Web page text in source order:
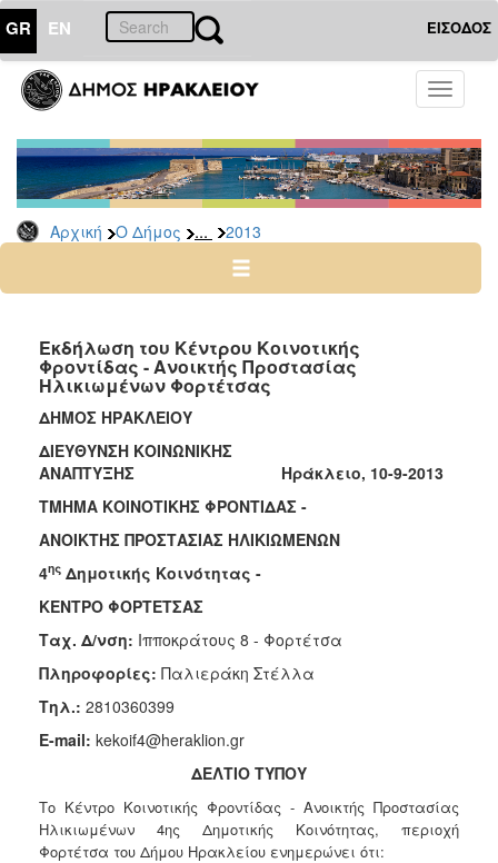
GR EN ΕΙΣΟΔΟΣ
Toggle
Αρχική Ο Δήμος ... 2013
ΔΗΜΟΣ
Δελτία
Τύπου
Αρχείο
2026
2024
2022
2021
2019
2018
2017
2016
2015
2013
2012
2011
2010
Εκδήλωση του Κέντρου Κοινοτικής
Φροντίδας - Ανοικτής Προστασίας
Ηλικιωμένων Φορτέτσας
ΔΗΜΟΣ ΗΡΑΚΛΕΙΟΥ
ΔΙΕΥΘΥΝΣΗ ΚΟΙΝΩΝΙΚΗΣ
ΑΝΑΠΤΥΞΗΣ Ηράκλειο, 10-9-2013
ΤΜΗΜΑ ΚΟΙΝΟΤΙΚΗΣ ΦΡΟΝΤΙΔΑΣ -
ΑΝΟΙΚΤΗΣ ΠΡΟΣΤΑΣΙΑΣ ΗΛΙΚΙΩΜΕΝΩΝ
4ης Δημοτικής Κοινότητας -
ΚΕΝΤΡΟ ΦΟΡΤΕΤΣΑΣ
Ταχ. Δ/νση: Ιπποκράτους 8 - Φορτέτσα
Πληροφορίες: Παλιεράκη Στέλλα
Τηλ.: 2810360399
E-mail: kekoif4@heraklion.gr
ΔΕΛΤΙΟ ΤΥΠΟΥ
Το Κέντρο Κοινοτικής Φροντίδας - Ανοικτής Προστασίας
Ηλικιωμένων 4ης Δημοτικής Κοινότητας, περιοχή
Φορτέτσα του Δήμου Ηρακλείου ενημερώνει ότι: